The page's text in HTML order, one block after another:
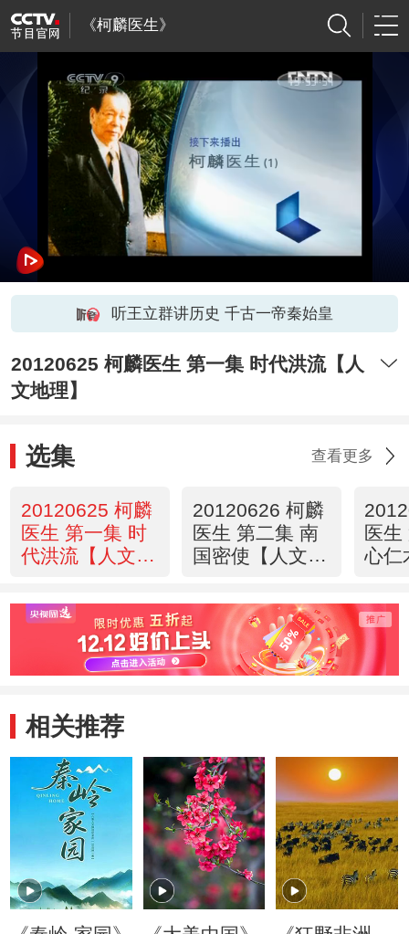
《柯麟医生》
听王立群讲历史 千古一帝秦始皇
20120625 柯麟医生 第一集 时代洪流【人
文地理】
选集 查看更多
20120625 柯麟
医生 第一集 时
代洪流【人文地
20120626 柯麟
医生 第二集 南
国密使【人文地
医生
心仁
相关推荐